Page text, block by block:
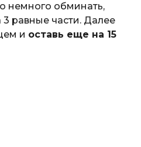
немного обминать,
3 равные части. Далее
и оставь еще на 15